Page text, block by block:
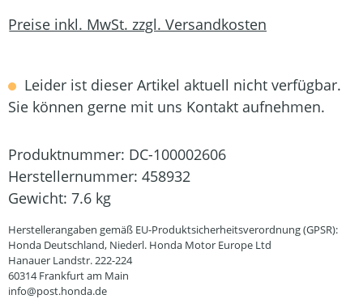
Preise inkl. MwSt. zzgl. Versandkosten
Leider ist dieser Artikel aktuell nicht verfügbar.
Sie können gerne mit uns Kontakt aufnehmen.
Produktnummer: DC-100002606
Herstellernummer: 458932
Gewicht: 7.6 kg
Herstellerangaben gemäß EU-Produktsicherheitsverordnung (GPSR):
Honda Deutschland, Niederl. Honda Motor Europe Ltd
Hanauer Landstr. 222-224
60314 Frankfurt am Main
info@post.honda.de